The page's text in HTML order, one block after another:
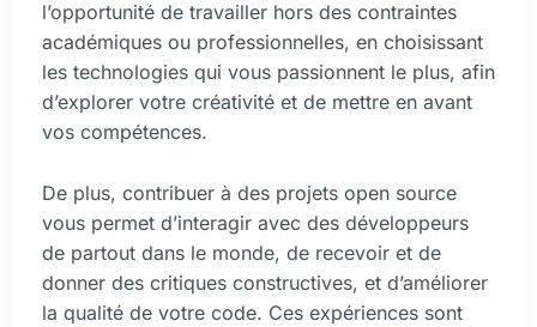
l’opportunité de travailler hors des contraintes
académiques ou professionnelles, en choisissant
les technologies qui vous passionnent le plus, afin
d’explorer votre créativité et de mettre en avant
vos compétences.
De plus, contribuer à des projets open source
vous permet d’interagir avec des développeurs
de partout dans le monde, de recevoir et de
donner des critiques constructives, et d’améliorer
la qualité de votre code. Ces expériences sont